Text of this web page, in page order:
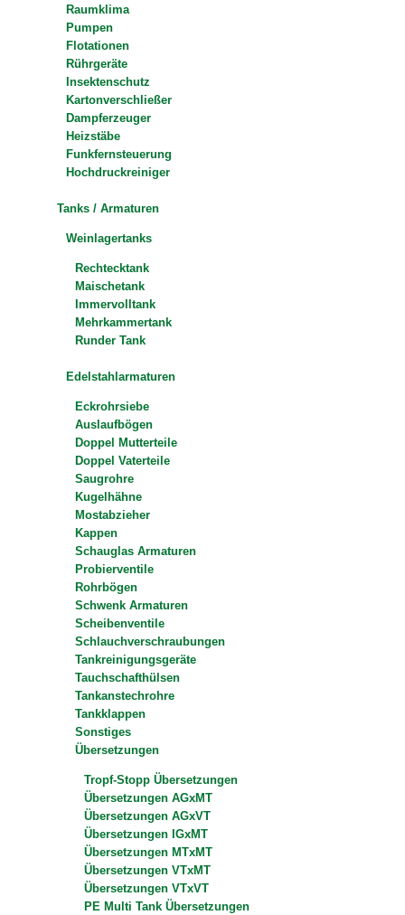
Raumklima
Pumpen
Flotationen
Rührgeräte
Insektenschutz
Kartonverschließer
Dampferzeuger
Heizstäbe
Funkfernsteuerung
Hochdruckreiniger
Tanks / Armaturen
Weinlagertanks
Rechtecktank
Maischetank
Immervolltank
Mehrkammertank
Runder Tank
Edelstahlarmaturen
Eckrohrsiebe
Auslaufbögen
Doppel Mutterteile
Doppel Vaterteile
Saugrohre
Kugelhähne
Mostabzieher
Kappen
Schauglas Armaturen
Probierventile
Rohrbögen
Schwenk Armaturen
Scheibenventile
Schlauchverschraubungen
Tankreinigungsgeräte
Tauchschafthülsen
Tankanstechrohre
Tankklappen
Sonstiges
Übersetzungen
Tropf-Stopp Übersetzungen
Übersetzungen AGxMT
Übersetzungen AGxVT
Übersetzungen IGxMT
Übersetzungen MTxMT
Übersetzungen VTxMT
Übersetzungen VTxVT
PE Multi Tank Übersetzungen